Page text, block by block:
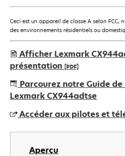
Ceci est un appareil de classe A selon FCC,
des environnements résidentiels ou
Afficher Lexmark
présentation [PDF]
s’ouvre
dans
nouvel
onglet
Parcourez notre Guide
Lexmark CX944adtse
Accéder aux pilotes et
s’ouvre
Aperçu